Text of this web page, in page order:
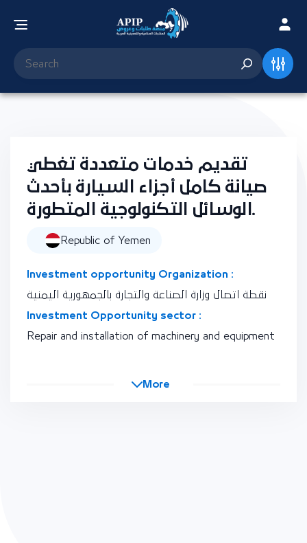
تقديم خدمات متعددة تغطي
صيانة كامل أجزاء السيارة بأحدث
الوسائل التكنولوجية المتطورة.
Republic of Yemen
Investment opportunity Organization :
نقطة اتصال وزارة الصناعة والتجارة بالجمهورية اليمنية
Investment Opportunity sector :
Repair and installation of machinery and equipment
More